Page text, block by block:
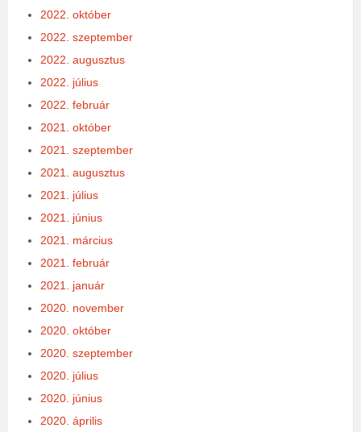
2022. október
2022. szeptember
2022. augusztus
2022. július
2022. február
2021. október
2021. szeptember
2021. augusztus
2021. július
2021. június
2021. március
2021. február
2021. január
2020. november
2020. október
2020. szeptember
2020. július
2020. június
2020. április